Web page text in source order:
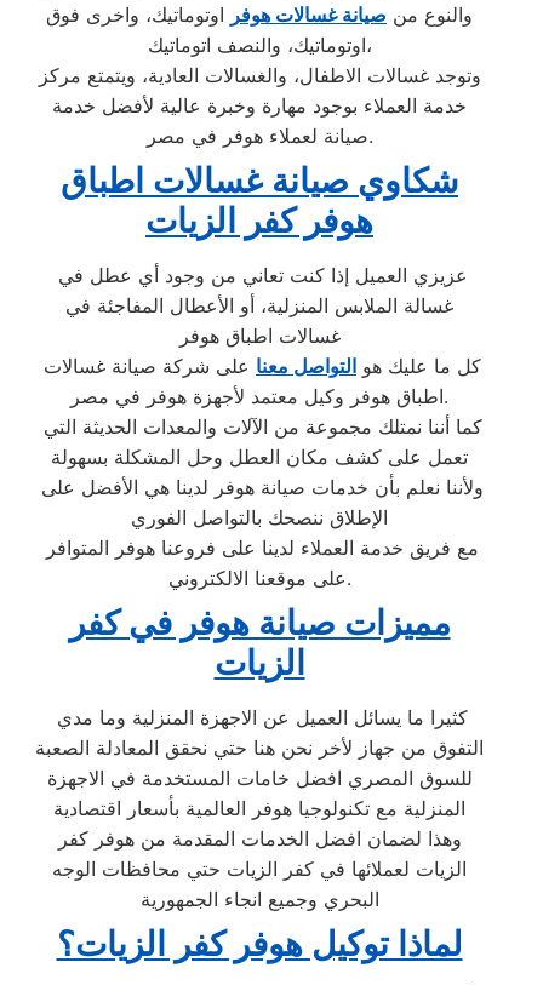
والنوع من صيانة غسالات هوفر اوتوماتيك، واخرى فوق
اوتوماتيك، والنصف اتوماتيك،
وتوجد غسالات الاطفال، والغسالات العادية، ويتمتع مركز
خدمة العملاء بوجود مهارة وخبرة عالية لأفضل خدمة
صيانة لعملاء هوفر في مصر.
شكاوي صيانة غسالات اطباق
هوفر كفر الزيات
غسالة الملابس المنزلية، أو الأعطال المفاجئة في
غسالات اطباق هوفر
كل ما عليك هو التواصل معنا على شركة صيانة غسالات
اطباق هوفر وكيل معتمد لأجهزة هوفر في مصر.
تعمل على كشف مكان العطل وحل المشكلة بسهولة
الإطلاق ننصحك بالتواصل الفوري
على موقعنا الالكتروني.
مميزات صيانة هوفر في كفر
الزيات
التفوق من جهاز لأخر نحن هنا حتي نحقق المعادلة الصعبة
للسوق المصري افضل خامات المستخدمة في الاجهزة
المنزلية مع تكنولوجيا هوفر العالمية بأسعار اقتصادية
وهذا لضمان افضل الخدمات المقدمة من هوفر كفر
الزيات لعملائها في كفر الزيات حتي محافظات الوجه
البحري وجميع انجاء الجمهورية
لماذا توكيل هوفر كفر الزيات؟